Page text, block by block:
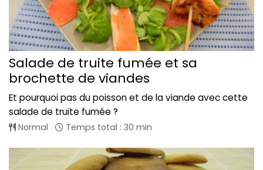
Salade de truite fumée et sa
brochette de viandes
Et pourquoi pas du poisson et de la viande avec cette
salade de truite fumée ?
Normal Temps total : 30 min